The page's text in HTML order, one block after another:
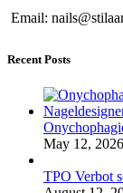
Email:
Recent Posts
May 12, 2026
TPO Verbot